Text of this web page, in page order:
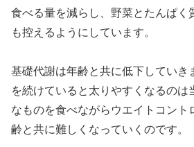
食べる量を減らし、野菜とたんぱく
も控えるようにしています。
基礎代謝は年齢と共に低下していき
を続けていると太りやすくなるのは
なものを食べながらウエイトコント
齢と共に難しくなっていくのです。